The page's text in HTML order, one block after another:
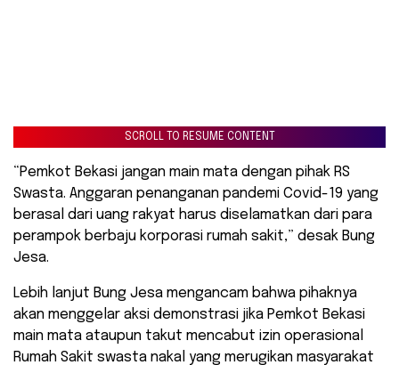
SCROLL TO RESUME CONTENT
“Pemkot Bekasi jangan main mata dengan pihak RS
Swasta. Anggaran penanganan pandemi Covid-19 yang
berasal dari uang rakyat harus diselamatkan dari para
perampok berbaju korporasi rumah sakit,” desak Bung
Jesa.
Lebih lanjut Bung Jesa mengancam bahwa pihaknya
akan menggelar aksi demonstrasi jika Pemkot Bekasi
main mata ataupun takut mencabut izin operasional
Rumah Sakit swasta nakal yang merugikan masyarakat